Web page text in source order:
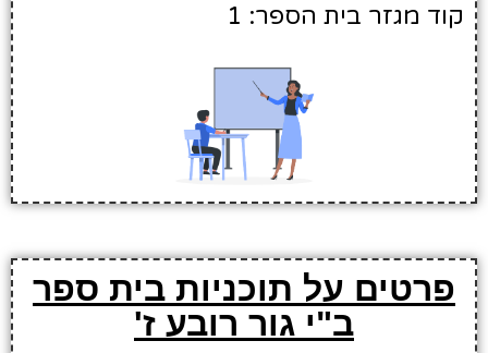
קוד מגזר בית הספר: 1
פרטים על תוכניות בית ספר
ב"י גור רובע ז'